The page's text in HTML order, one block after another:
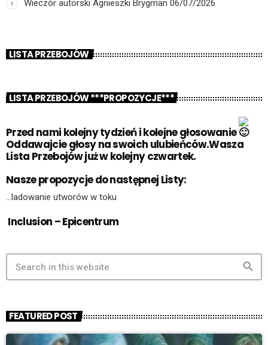
Wieczór autorski Agnieszki Brygman 06/07/2026
LISTA PRZEBOJÓW
LISTA PRZEBOJÓW ***PROPOZYCJE***
Przed nami kolejny tydzień i kolejne głosowanie
Oddawajcie głosy na swoich ulubieńców.Wasza
Lista Przebojów już w kolejny czwartek.
Nasze propozycje do następnej Listy:
…ladowanie utworów w toku
Inclusion – Epicentrum
search
FEATURED POST